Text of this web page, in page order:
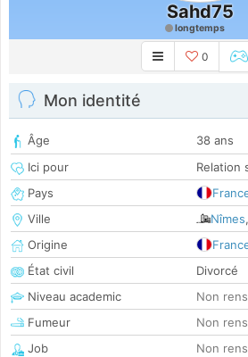
Sahd75
longtemps
0
Mon identité
Âge
38 ans
Ici pour
Relation
Pays
Ville
Nîmes,
Origine
État civil
Divorcé
Niveau academic
Non
Fumeur
Non
Job
Non